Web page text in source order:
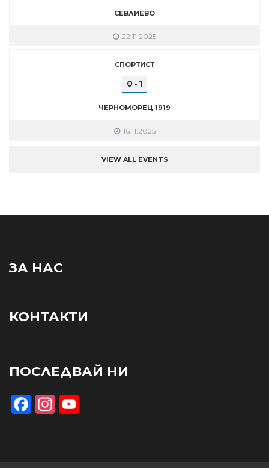
СЕВЛИЕВО
22.11.2025
СПОРТИСТ
0 - 1
ЧЕРНОМОРЕЦ 1919
16.11.2025
VIEW ALL EVENTS
ЗА НАС
КОНТАКТИ
ПОСЛЕДВАЙ НИ
Facebook
Instagram